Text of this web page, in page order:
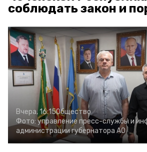
соблюдать закон и
Вчера, 16:15Общество
Фото: управление пресс-службы и
администрации губернатора АО